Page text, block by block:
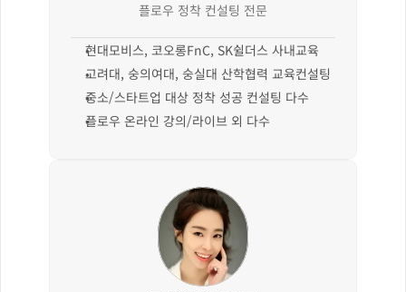
플로우 정착 컨설팅 전문
현대모비스, 코오롱FnC, SK쉴더스 사내교육
고려대, 숭의여대, 숭실대 산학협력 교육컨설팅
중소/스타트업 대상 정착 성공 컨설팅 다수
플로우 온라인 강의/라이브 외 다수